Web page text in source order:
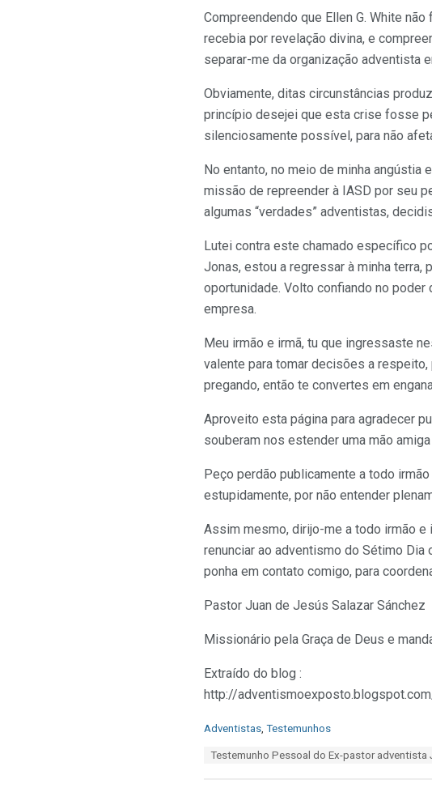
Compreendendo que Ellen G. White
recebia por revelação divina, e
separar-me da organização adventista
Obviamente, ditas circunstâncias
princípio desejei que esta crise fosse
silenciosamente possível, para não
No entanto, no meio de minha
missão de repreender à IASD por seu
algumas “verdades” adventistas,
Lutei contra este chamado específico
Jonas, estou a regressar à minha terra,
oportunidade. Volto confiando no
empresa.
Meu irmão e irmã, tu que ingressaste
valente para tomar decisões a
pregando, então te convertes em
Aproveito esta página para agradecer
souberam nos estender uma mão
Peço perdão publicamente a todo
estupidamente, por não entender
Assim mesmo, dirijo-me a todo irmão
renunciar ao adventismo do Sétimo
ponha em contato comigo, para
Pastor Juan de Jesús Salazar Sánchez
Missionário pela Graça de Deus e
Extraído do blog :
http://
C
Adventistas Testemunhos
Testemunho Pessoal do Ex-pastor adventista